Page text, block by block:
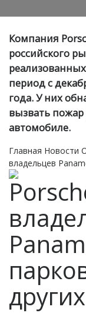
Компания
российского
период с
года. У них
вызвать
автомобиле.
Главная Новости
владельцев